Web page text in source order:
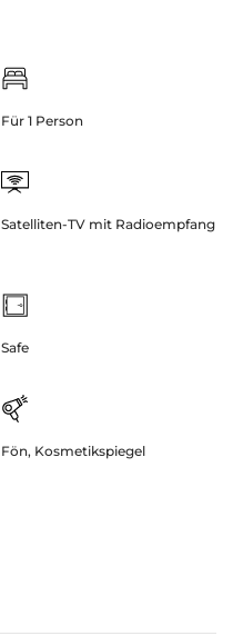
Für 1 Person
Satelliten-TV mit Radioempfang
Safe
Fön, Kosmetikspiegel